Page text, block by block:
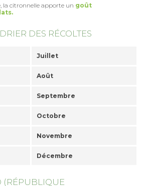
la citronnelle apporte un goût
DES RÉCOLTES
Juillet
Août
Septembre
Octobre
Novembre
Décembre
(RÉPUBLIQUE